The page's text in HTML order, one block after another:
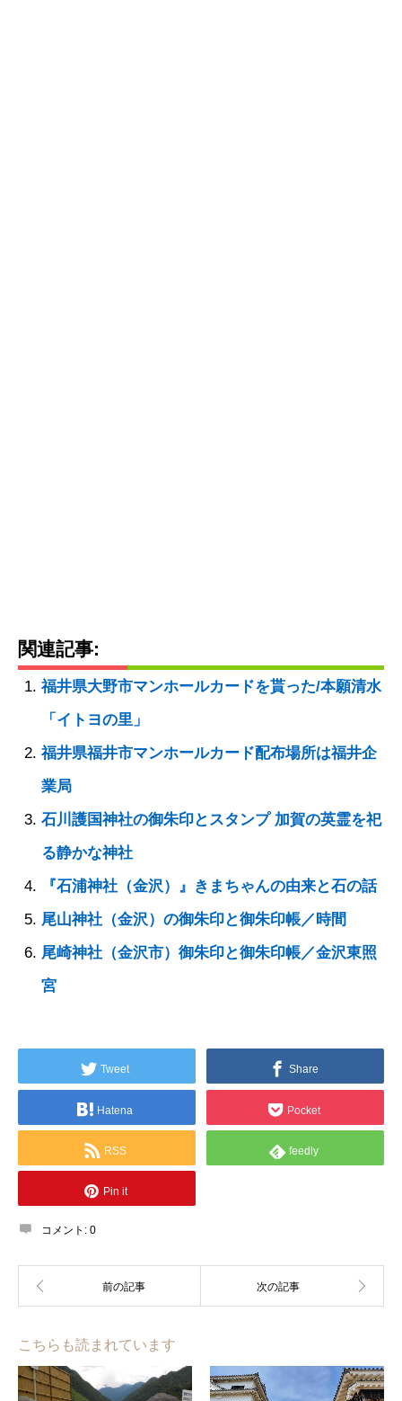
関連記事:
福井県大野市マンホールカードを貰った/本願清水
「イトヨの里」
福井県福井市マンホールカード配布場所は福井企
業局
石川護国神社の御朱印とスタンプ 加賀の英霊を祀
る静かな神社
『石浦神社（金沢）』きまちゃんの由来と石の話
尾山神社（金沢）の御朱印と御朱印帳／時間
尾崎神社（金沢市）御朱印と御朱印帳／金沢東照
宮
Tweet Share
Hatena Pocket
RSS feedly
Pin it
コメント: 0
こちらも読まれています